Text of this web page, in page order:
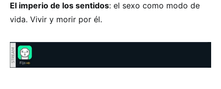
El imperio de los sentidos: el sexo como modo de
vida. Vivir y morir por él.